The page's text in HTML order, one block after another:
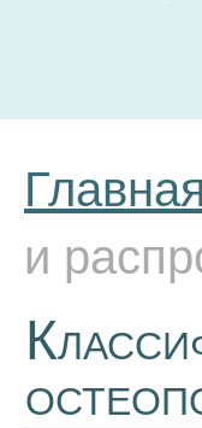
Главная
и